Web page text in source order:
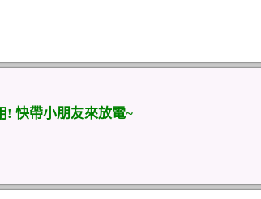
! 快帶小朋友來放電~